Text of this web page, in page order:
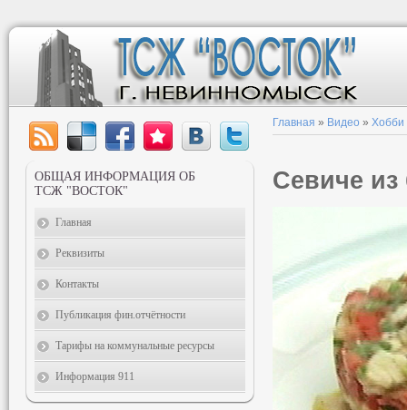
Главная » Видео » Хобби
Севиче
ОБЩАЯ ИНФОРМАЦИЯ ОБ
ТСЖ "ВОСТОК"
Главная
Реквизиты
Контакты
Публикация фин.отчётности
Тарифы на коммунальные ресурсы
Информация 911